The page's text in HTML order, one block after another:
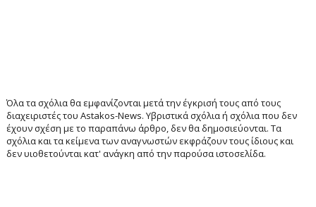
Όλα τα σχόλια θα εμφανίζονται μετά την έγκρισή τους από τους
διαχειριστές του Astakos-News. Υβριστικά σχόλια ή σχόλια που δεν
έχουν σχέση με το παραπάνω άρθρο, δεν θα δημοσιεύονται. Τα
σχόλια και τα κείμενα των αναγνωστών εκφράζουν τους ίδιους και
δεν υιοθετούνται κατ' ανάγκη από την παρούσα ιστοσελίδα.